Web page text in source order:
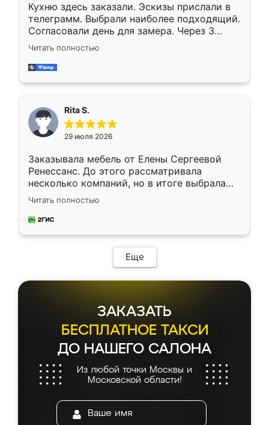
Кухню здесь заказали. Эскизы прислали в
телеграмм. Выбрали наиболее подходящий.
Согласовали день для замера. Через 3
недели кухня была уже готова. Остались
довольны работой. Спасибо Ренессанс
мебель за качественную работу!
Читать полностью
Rita S.
29 июля 2026
Заказывала мебель от Елены Сергеевой
Ренессанс. До этого рассматривала
несколько компаний, но в итоге выбрала
эту. Сначала обговорили условия, потом
приехал замерщик, всё спокойно объяснил
и снял размеры. Изготовили в срок, с
мебель сразу встала на свое место без
каких-либо доработок. Качеством осталась
довольна, все выглядит так, как и ожидала.
Читать полностью
Еще
ЗАКАЗАТЬ
БЕСПЛАТНОЕ ТАКСИ
ДО НАШЕГО САЛОНА
Из любой точки Москвы и
Московской области!